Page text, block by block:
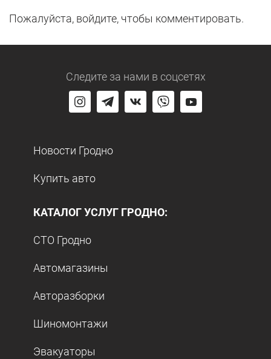
Пожалуйста, войдите, чтобы комментировать.
Следите за нами в соцсетях
Новости Гродно
Купить авто
КАТАЛОГ УСЛУГ ГРОДНО:
СТО Гродно
Автомагазины
Авторазборки
Шиномонтажи
Эвакуаторы